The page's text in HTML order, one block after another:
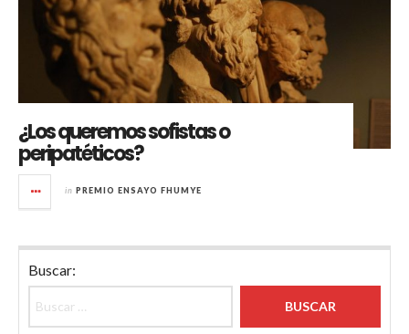
¿Los queremos sofistas o
peripatéticos?
in PREMIO ENSAYO FHUMYE
Buscar: